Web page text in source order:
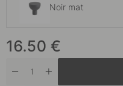
Noir mat
Laiton bruni
Laiton Brut/Poli
16.50 €